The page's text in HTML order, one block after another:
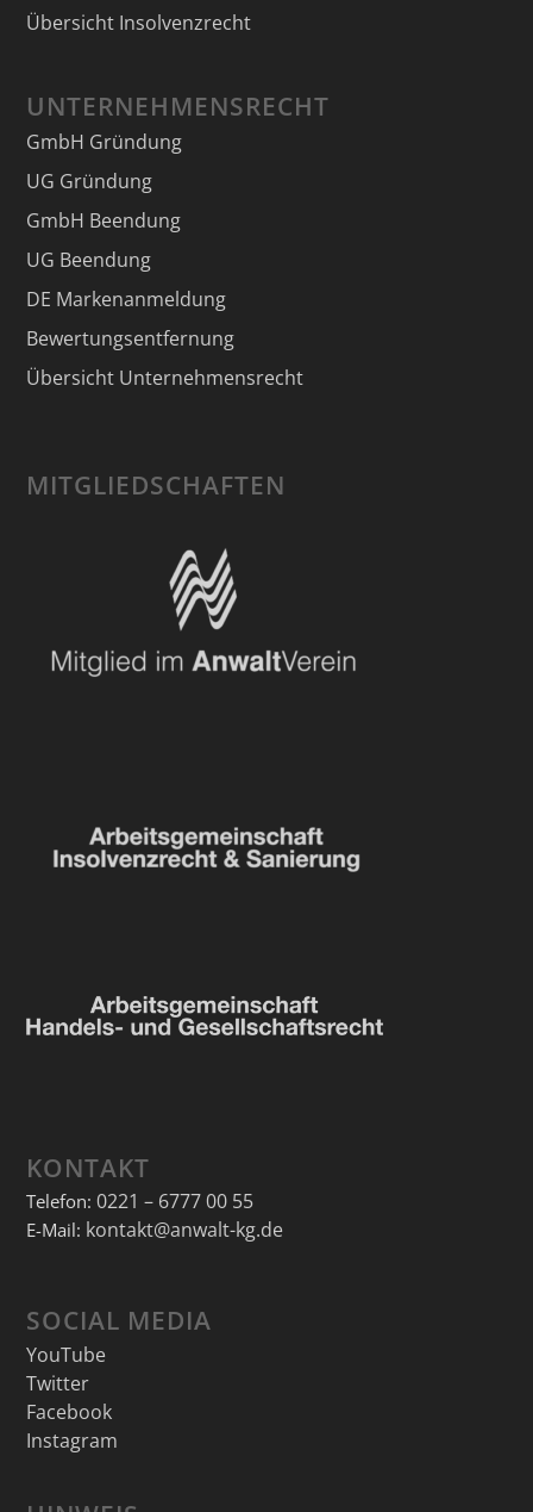
Übersicht Insolvenzrecht
UNTERNEHMENSRECHT
GmbH Gründung
UG Gründung
GmbH Beendung
UG Beendung
DE Markenanmeldung
Bewertungsentfernung
Übersicht Unternehmensrecht
MITGLIEDSCHAFTEN
KONTAKT
Telefon: 0221 – 6777 00 55
E-Mail: kontakt@anwalt-kg.de
SOCIAL MEDIA
YouTube
Twitter
Facebook
Instagram